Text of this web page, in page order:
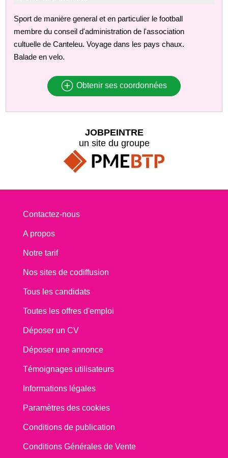
Sport de manière general et en particulier le football
membre du conseil d'administration de l'association
cultuelle de Canteleu. Voyage dans les pays chaux.
Balade en velo.
Obtenir ses coordonnées
JOBPEINTRE
un site du groupe
Contactez-nous
A propos
Notre tarif
Nos sites de codiffusion
Tous les candidats
Toutes les offres d'emploi
Déposer un CV
Déposer une annonce
Témoignages utilisateurs
Informations légales
Paramètres des cookies
Conditions de publication
Conditions Générales de Vente